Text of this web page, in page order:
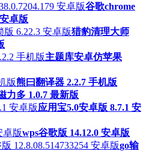
谷歌chrome
卓版
猎豹清理大师
主题库安卓仿苹果
熊曰翻译器 2.2.7 手机版
力多 1.0.7 最新版
应用宝5.0安卓版 8.7.1 安
wps谷歌版 14.12.0 安卓版
go输